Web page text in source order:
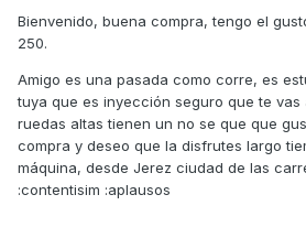
Bienvenido, buena compra, tengo el
250.
Amigo es una pasada como corre, es
tuya que es inyección seguro que te vas
ruedas altas tienen un no se que que
compra y deseo que la disfrutes largo
máquina, desde Jerez ciudad de las
:contentisim :aplausos